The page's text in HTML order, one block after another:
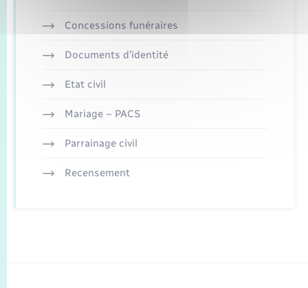
Concessions funéraires
Documents d’identité
Etat civil
Mariage – PACS
Parrainage civil
Recensement